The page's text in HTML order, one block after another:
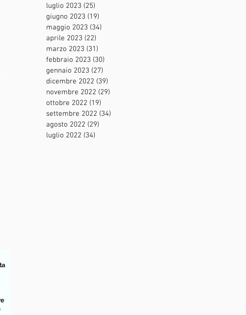
luglio 2023 (25)
giugno 2023 (19)
maggio 2023 (34)
aprile 2023 (22)
marzo 2023 (31)
febbraio 2023 (30)
gennaio 2023 (27)
dicembre 2022 (39)
novembre 2022 (29)
ottobre 2022 (19)
settembre 2022 (34)
agosto 2022 (29)
luglio 2022 (34)